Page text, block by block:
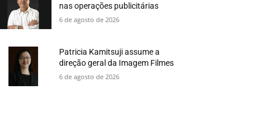
nas operações publicitárias
6 de agosto de 2026
Patricia Kamitsuji assume a
direção geral da Imagem Filmes
6 de agosto de 2026